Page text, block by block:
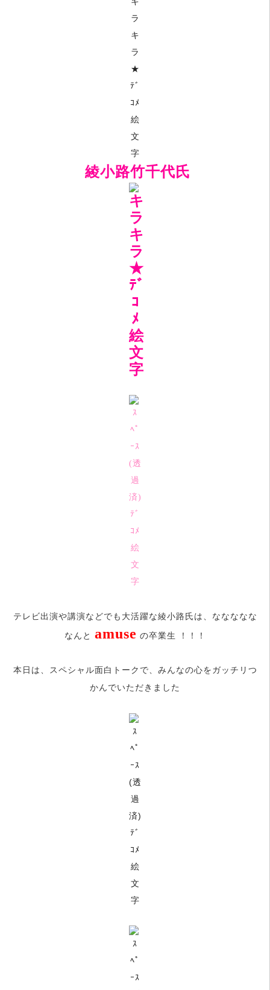
綾小路竹千代氏
テレビ出演や講演などでも大活躍な綾小路氏は、 ななななな
なんと amuse の卒業生 ！！！
本日は、スペシャル面白トークで、みんなの心をガッチリつ
かんでいただきました